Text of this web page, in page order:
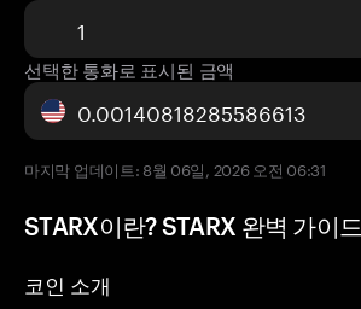
선택한 통화로 표시된 금액
마지막 업데이트: 8월 06일, 2026 오전 06:31
STARX이란? STARX 완벽 가이드
코인 소개